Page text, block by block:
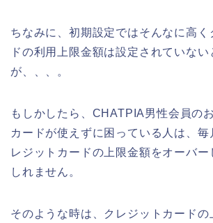
ちなみに、初期設定ではそんなに高く
ドの利用上限金額は設定されていない
が、、、。
もしかしたら、CHATPIA男性会員の
カードが使えずに困っている人は、毎
レジットカードの上限金額をオーバー
しれません。
そのような時は、クレジットカードの